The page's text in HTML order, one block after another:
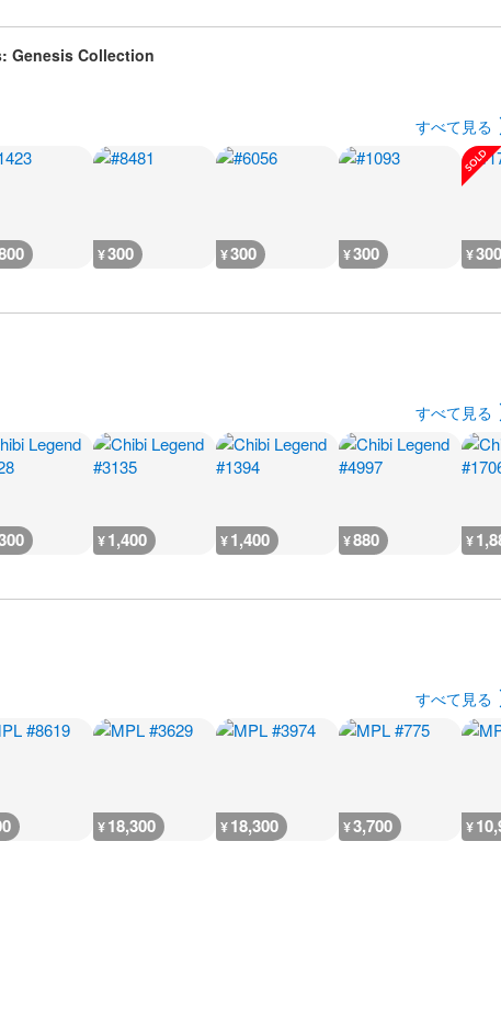
Genesis Collection
すべて見る
¥300 ¥300 ¥300 ¥300
すべて見る
¥1,400 ¥1,400 ¥880 ¥
すべて見る
¥18,300 ¥18,300 ¥3,700 ¥